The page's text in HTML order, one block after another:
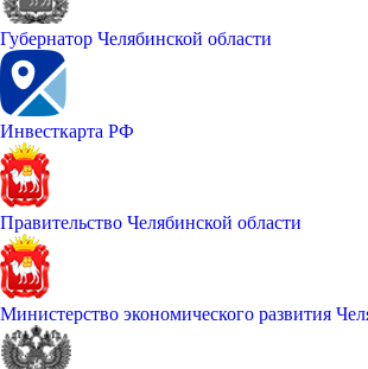
Губернатор Челябинской области
Инвесткарта РФ
Правительство Челябинской области
Министерство экономического развития